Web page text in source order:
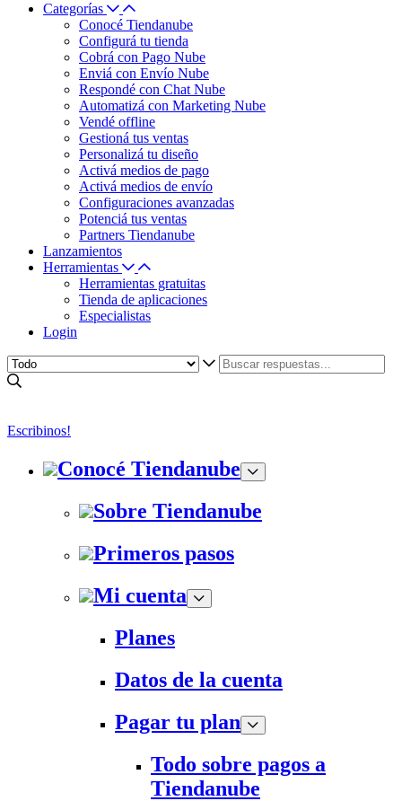
Categorías
Conocé Tiendanube
Configurá tu tienda
Cobrá con Pago Nube
Enviá con Envío Nube
Respondé con Chat Nube
Automatizá con Marketing Nube
Vendé offline
Gestioná tus ventas
Personalizá tu diseño
Activá medios de pago
Activá medios de envío
Configuraciones avanzadas
Potenciá tus ventas
Partners Tiendanube
Lanzamientos
Herramientas
Herramientas gratuitas
Tienda de aplicaciones
Especialistas
Login
Escribinos!
Conocé Tiendanube
Sobre Tiendanube
Primeros pasos
Mi cuenta
Planes
Datos de la cuenta
Pagar tu plan
Todo sobre pagos a
Tiendanube